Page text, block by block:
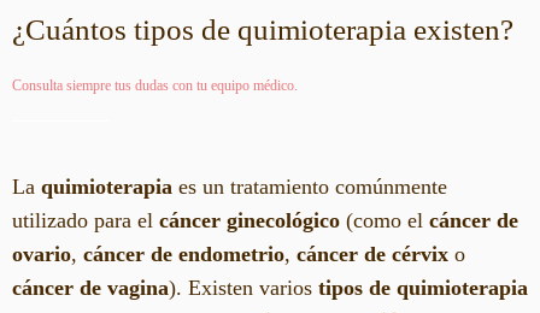
¿Cuántos tipos de quimioterapia existen?
Consulta siempre tus dudas con tu equipo médico.
La quimioterapia es un tratamiento comúnmente
utilizado para el cáncer ginecológico (como el cáncer de
ovario, cáncer de endometrio, cáncer de cérvix o
cáncer de vagina). Existen varios tipos de quimioterapia